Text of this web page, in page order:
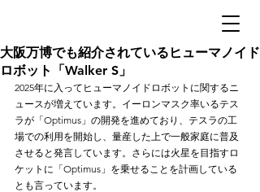
大阪万博でも紹介されているヒューマノイド
ロボット「Walker S」
2025年に入ってヒューマノイドロボットに関するニ
ュースが増えています。イーロンマスク率いるテス
ラが「Optimus」の開発を進めており、テスラの工
場での利用を開始し、量産した上で一般家庭に普及
させると発言しています。さらには火星を目指すロ
ケットに「Optimus」を乗せることを計画している
とも言っています。